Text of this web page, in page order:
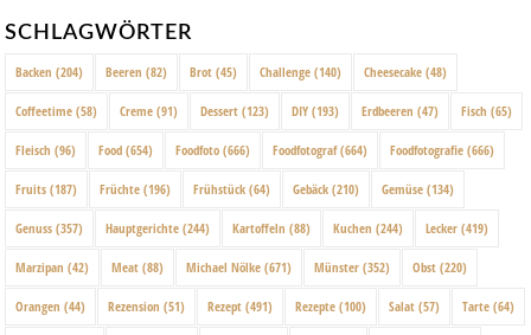
SCHLAGWÖRTER
Backen (204) Beeren (82) Brot (45) Challenge (140) Cheesecake (48)
Coffeetime (58) Creme (91) Dessert (123) DIY (193) Erdbeeren (47) Fisch (65)
Fleisch (96) Food (654) Foodfoto (666) Foodfotograf(664) Foodfotografie (666)
Fruits (187) Früchte (196) Frühstück (64) Gebäck (210) Gemüse (134)
Genuss (357) Hauptgerichte (244) Kartoffeln (88) Kuchen (244) Lecker (419)
Marzipan (42) Meat (88) Michael Nölke (671) Münster (352) Obst (220)
Orangen (44) Rezension (51) Rezept (491) Rezepte (100) Salat (57) Tarte (64)